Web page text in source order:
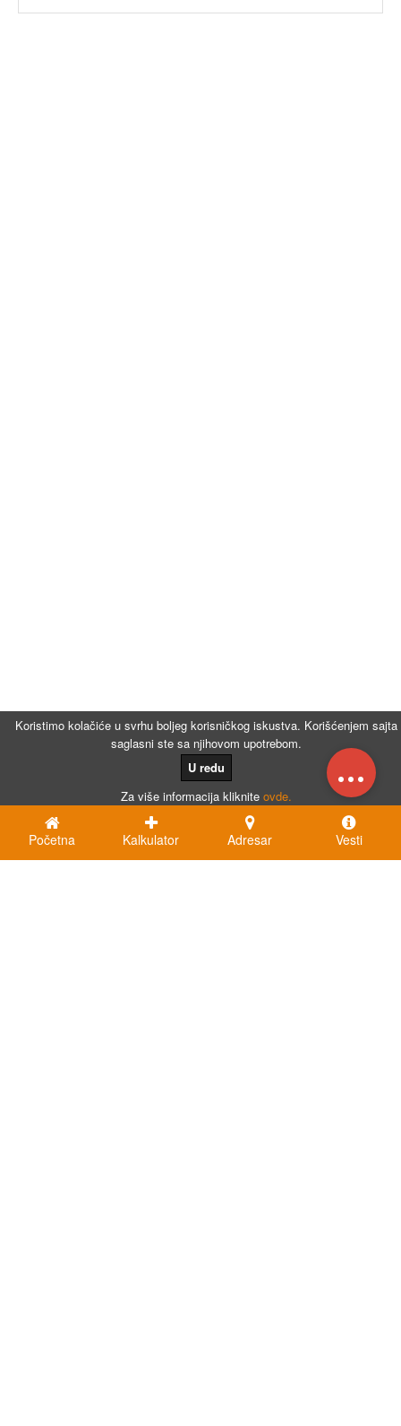
Koristimo kolačiće u svrhu boljeg korisničkog iskustva. Korišćenjem sajta
saglasni ste sa njihovom upotrebom.
U redu
Za više informacija kliknite ovde.
...
Početna Kalkulator Adresar Vesti